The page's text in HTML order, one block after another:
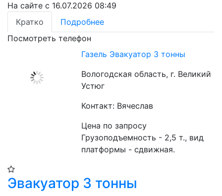
На сайте с 16.07.2026 08:49
Кратко
Подробнее
Посмотреть телефон
Газель Эвакуатор 3 тонны
Вологодская область, г. Великий
Устюг
Контакт: Вячеслав
Цена по запросу
Грузоподъемность - 2,5 т., вид
платформы - сдвижная.
Эвакуатор 3 тонны